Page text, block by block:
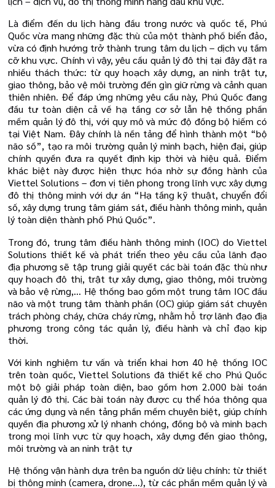
Là điểm đến du lịch hàng đầu trong nước và quốc tế, Phú
Quốc vừa mang những đặc thù của một thành phố biển đảo,
vừa có định hướng trở thành trung tâm du lịch – dịch vụ tầm
cỡ khu vực. Chính vì vậy, yêu cầu quản lý đô thị tại đây đặt ra
nhiều thách thức: từ quy hoạch xây dựng, an ninh trật tự,
giao thông, bảo vệ môi trường đến gìn giữ rừng và cảnh quan
thiên nhiên. Để đáp ứng những yêu cầu này, Phú Quốc đang
đầu tư toàn diện cả về hạ tầng cơ sở lẫn hệ thống phần
mềm quản lý đô thị, với quy mô và mức độ đồng bộ hiếm có
tại Việt Nam. Đây chính là nền tảng để hình thành một “bộ
não số”, tạo ra môi trường quản lý minh bạch, hiện đại, giúp
chính quyền đưa ra quyết định kịp thời và hiệu quả. Điểm
khác biệt này được hiện thực hóa nhờ sự đồng hành của
Viettel Solutions – đơn vị tiên phong trong lĩnh vực xây dựng
đô thị thông minh với dự án “Hạ tầng kỹ thuật, chuyển đổi
số, xây dựng trung tâm giám sát, điều hành thông minh, quản
lý toàn diện thành phố Phú Quốc”.
Trong đó, trung tâm điều hành thông minh (IOC) do Viettel
Solutions thiết kế và phát triển theo yêu cầu của lãnh đạo
địa phương sẽ tập trung giải quyết các bài toán đặc thù như
quy hoạch đô thị, trật tự xây dựng, giao thông, môi trường
và bảo vệ rừng,… Hệ thống bao gồm một trung tâm IOC đầu
não và một trung tâm thành phần (OC) giúp giám sát chuyên
trách phòng cháy, chữa cháy rừng, nhằm hỗ trợ lãnh đạo địa
phương trong công tác quản lý, điều hành và chỉ đạo kịp
thời.
Với kinh nghiệm tư vấn và triển khai hơn 40 hệ thống IOC
trên toàn quốc, Viettel Solutions đã thiết kế cho Phú Quốc
một bộ giải pháp toàn diện, bao gồm hơn 2.000 bài toán
quản lý đô thị. Các bài toán này được cụ thể hóa thông qua
các ứng dụng và nền tảng phần mềm chuyên biệt, giúp chính
quyền địa phương xử lý nhanh chóng, đồng bộ và minh bạch
trong mọi lĩnh vực từ quy hoạch, xây dựng đến giao thông,
môi trường và an ninh trật tự
Hệ thống vận hành dựa trên ba nguồn dữ liệu chính: từ thiết
bị thông minh (camera, drone…), từ các phần mềm quản lý và